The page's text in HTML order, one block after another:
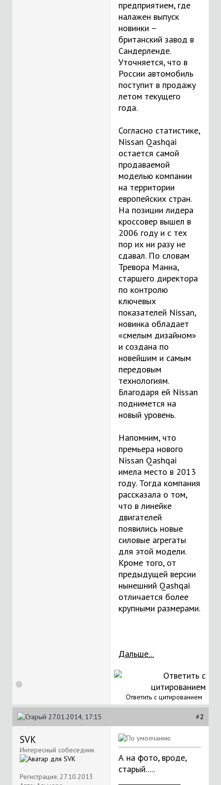
предприятием, где
налажен выпуск
новинки –
британский завод в
Сандерленде.
Уточняется, что в
России автомобиль
поступит в продажу
летом текущего
года.
Согласно статистике,
Nissan Qashqai
остается самой
продаваемой
моделью компании
на территории
европейских стран.
На позиции лидера
кроссовер вышел в
2006 году и с тех
пор их ни разу не
сдавал. По словам
Тревора Манна,
старшего директора
по контролю
ключевых
показателей Nissan,
новинка обладает
«смелым дизайном»
и создана по
новейшим и самым
передовым
технологиям.
Благодаря ей Nissan
поднимется на
новый уровень.
Напомним, что
премьера нового
Nissan Qashqai
имела место в 2013
году. Тогда компания
рассказала о том,
что в линейке
двигателей
появились новые
силовые агрегаты
для этой модели.
Кроме того, от
предыдущей версии
нынешний Qashqai
отличается более
крупными размерами.
Дальше...
Ответить с цитированием
27.01.2014, 17:15 #2
SVK
Интересный собеседник
Регистрация: 27.10.2013
А на фото, вроде,
старый.....